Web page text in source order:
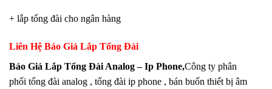
+ lắp tổng đài cho ngân hàng
Liên Hệ Báo Giá Lắp Tổng Đài
Báo Giá Lắp Tổng Đài Analog – Ip Phone,Công ty phân
phối tổng đài analog , tổng đài ip phone , bán buốn thiết bị âm